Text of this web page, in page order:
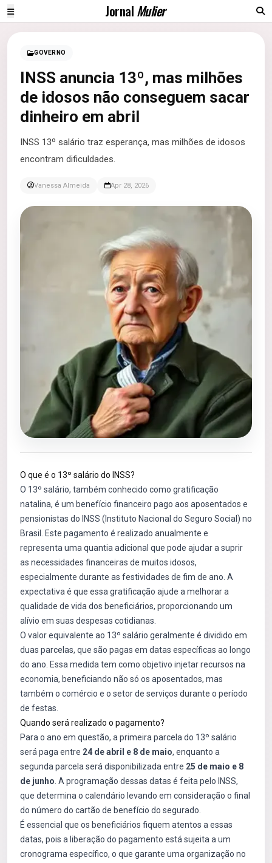
JornalMulier
GOVERNO
INSS anuncia 13º, mas milhões
de idosos não conseguem sacar
dinheiro em abril
INSS 13º salário traz esperança, mas milhões de idosos
encontram dificuldades.
Vanessa Almeida Apr 28, 2026
O que é o 13º salário do INSS?
O 13º salário, também conhecido como gratificação
natalina, é um benefício financeiro pago aos aposentados e
pensionistas do INSS (Instituto Nacional do Seguro Social) no
Brasil. Este pagamento é realizado anualmente e
representa uma quantia adicional que pode ajudar a suprir
as necessidades financeiras de muitos idosos,
especialmente durante as festividades de fim de ano. A
expectativa é que essa gratificação ajude a melhorar a
qualidade de vida dos beneficiários, proporcionando um
alívio em suas despesas cotidianas.
O valor equivalente ao 13º salário geralmente é dividido em
duas parcelas, que são pagas em datas específicas ao longo
do ano. Essa medida tem como objetivo injetar recursos na
economia, beneficiando não só os aposentados, mas
também o comércio e o setor de serviços durante o período
de festas.
Quando será realizado o pagamento?
Para o ano em questão, a primeira parcela do 13º salário
será paga entre 24 de abril e 8 de maio, enquanto a
segunda parcela será disponibilizada entre 25 de maio e 8
de junho . A programação dessas datas é feita pelo INSS,
que determina o calendário levando em consideração o final
do número do cartão de benefício do segurado.
É essencial que os beneficiários fiquem atentos a essas
datas, pois a liberação do pagamento está sujeita a um
cronograma específico, o que garante uma organização no